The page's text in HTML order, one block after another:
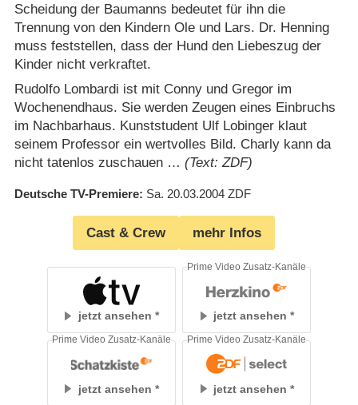
Scheidung der Baumanns bedeutet für ihn die
Trennung von den Kindern Ole und Lars. Dr. Henning
muss feststellen, dass der Hund den Liebeszug der
Kinder nicht verkraftet.
Rudolfo Lombardi ist mit Conny und Gregor im
Wochenendhaus. Sie werden Zeugen eines Einbruchs
im Nachbarhaus. Kunststudent Ulf Lobinger klaut
seinem Professor ein wertvolles Bild. Charly kann da
nicht tatenlos zuschauen … (Text: ZDF)
Deutsche TV-Premiere Sa. 20.03.2004 ZDF
Cast & Crew mehr Infos
jetzt ansehen jetzt ansehen
Prime Video Zusatz-Kanäle
jetzt ansehen
Prime Video Zusatz-Kanäle
jetzt ansehen
Prime Video Zusatz-Kanäle